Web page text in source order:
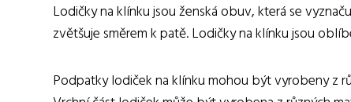
Lodičky na klínku jsou ženská obuv, která se
zvětšuje směrem k patě. Lodičky na klínku jsou
Podpatky lodiček na klínku mohou být vyrobeny z